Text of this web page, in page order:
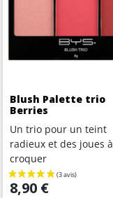
Blush Palette trio
Berries
Un trio pour un teint
radieux et des joues à
croquer
Prix
8,90 €